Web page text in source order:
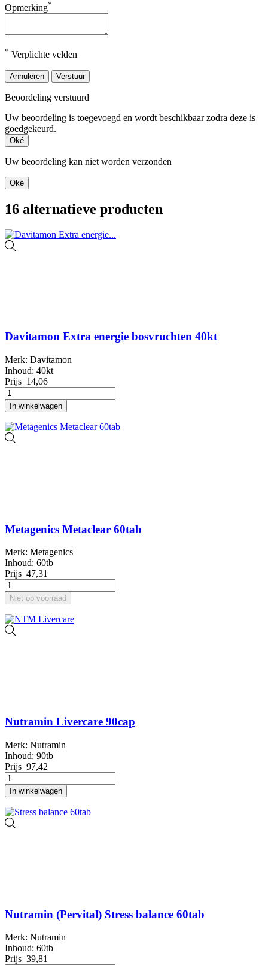
Opmerking*
* Verplichte velden
Annuleren Verstuur
Beoordeling verstuurd
Uw beoordeling is toegevoegd en wordt beschikbaar zodra deze is
goedgekeurd.
Oké
Uw beoordeling kan niet worden verzonden
Oké
16 alternatieve producten
Davitamon Extra energie bosvruchten 40kt
Merk: Davitamon
Inhoud: 40kt
Prijs 14,06
In winkelwagen
Metagenics Metaclear 60tab
Merk: Metagenics
Inhoud: 60tb
Prijs 47,31
Niet op voorraad
Nutramin Livercare 90cap
Merk: Nutramin
Inhoud: 90tb
Prijs 97,42
In winkelwagen
Nutramin (Pervital) Stress balance 60tab
Merk: Nutramin
Inhoud: 60tb
Prijs 39,81